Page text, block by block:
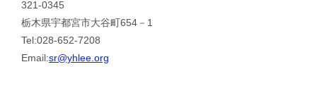
321-0345
栃木県宇都宮市大谷町654－1
Tel:028-652-7208
Email:sr@yhlee.org